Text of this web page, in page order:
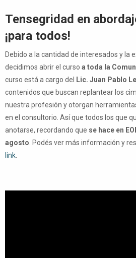
Tensegridad en
¡para todos!
Debido a la cantidad de interesados y la
decidimos abrir el curso a toda la
curso está a cargo del
Lic. Juan Pablo
contenidos que buscan replantear los
nuestra profesión y otorgan
en el consultorio. Así que todos los que
anotarse, recordando que se hace en
agosto . Podés ver más información y
link